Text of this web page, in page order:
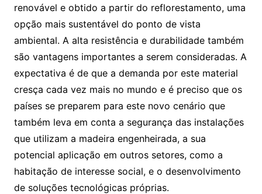
renovável e obtido a partir do reflorestamento, uma
opção mais sustentável do ponto de vista
ambiental. A alta resistência e durabilidade também
são vantagens importantes a serem consideradas. A
expectativa é de que a demanda por este material
cresça cada vez mais no mundo e é preciso que os
países se preparem para este novo cenário que
também leva em conta a segurança das instalações
que utilizam a madeira engenheirada, a sua
potencial aplicação em outros setores, como a
habitação de interesse social, e o desenvolvimento
de soluções tecnológicas próprias.